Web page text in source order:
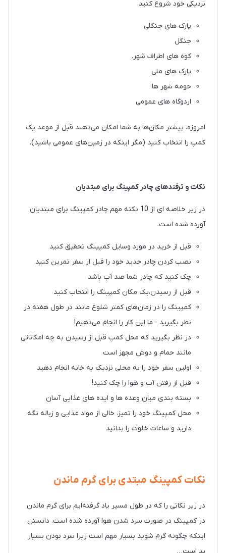
نزدیکی خود شروع کنید.
پارک های جنگلی
جنگل
کوه های اطراف شهر.
پارک های ملی
حومه شهر ها
اردوگاه های عمومی
امروزه، بیشتر مکان‌ها به شما امکان می‌دهند قبل از موعد یک
کمپ را انتخاب کنید (مگر اینکه در زمین‌های عمومی باشید).
نکات و ترفندهای چادر کمپینگ برای مبتدیان
در زیر خلاصه ای از 10 نکته مهم چادر کمپینگ برای مبتدیان
آورده شده است.
قبل از خرید در مورد وسایل کمپینگ تحقیق کنید
نصب کردن چادر جدید خود را قبل از سفر تمرین کنید
چک کنید که چادر شما ضد آب باشد
قبل از رسیدن،یک مکان کمپینگ را انتخاب کنید
کمپینگ را در زمان‌های کمتر شلوغ مانند در طول هفته در
نظر بگیرید - ما این کار را انجام می‌دهیم!
در نظر بگیرید که محل کمپ قبل از رسیدن به چه امکاناتی
مانند حمام و دوش مجهز است
اولین سفر خود را به محلی نزدیک به خانه انجام دهید
قبل از رفتن آب و هوا را چک کنید!
بسته بندی میان وعده ها و ایده های غذایی آسان
محل کمپینگ خود را تمیز، خالی از مواد غذایی و زباله نگه
دارید و ساعات خلوت را بدانید
نکات کمپینگ مبتدی برای گرم ماندن
در زیر نکاتی را که در طول مسیر یاد گرفته‌ایم برای گرم ماندن
در کمپینگ در صورت سرد شدن هوا آورده شده است. دانستن
اینکه چگونه گرم شوید بسیار مهم است زیرا سرد بودن بسیار